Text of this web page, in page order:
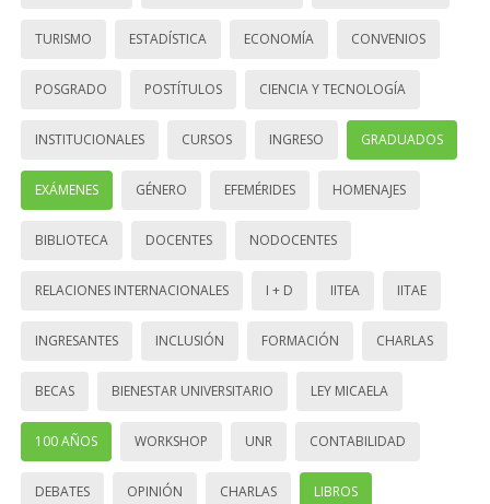
TURISMO ESTADÍSTICA ECONOMÍA CONVENIOS
POSGRADO POSTÍTULOS CIENCIA Y TECNOLOGÍA
INSTITUCIONALES CURSOS INGRESO GRADUADOS
EXÁMENES GÉNERO EFEMÉRIDES HOMENAJES
BIBLIOTECA DOCENTES NODOCENTES
RELACIONES INTERNACIONALES I + D IITEA IITAE
INGRESANTES INCLUSIÓN FORMACIÓN CHARLAS
BECAS BIENESTAR UNIVERSITARIO LEY MICAELA
100 AÑOS WORKSHOP UNR CONTABILIDAD
DEBATES OPINIÓN CHARLAS LIBROS